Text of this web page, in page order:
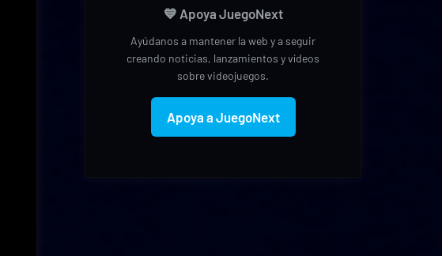
💙 Apoya JuegoNext
Ayúdanos a mantener la web y a seguir
creando noticias, lanzamientos y vídeos
sobre videojuegos.
Apoya a JuegoNext